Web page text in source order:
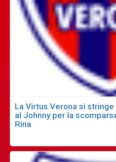
La Virtus Verona si
al Johnny per la
Rina